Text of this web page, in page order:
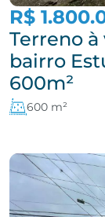
R$
Terreno à
bairro
600m²
600 m²